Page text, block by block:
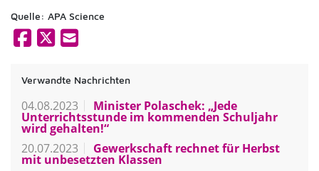
Quelle: APA Science
Verwandte Nachrichten
04.08.2023 Minister Polaschek: „Jede
Unterrichtsstunde im kommenden Schuljahr
wird gehalten!“
20.07.2023
Gewerkschaft rechnet für Herbst
mit unbesetzten Klassen